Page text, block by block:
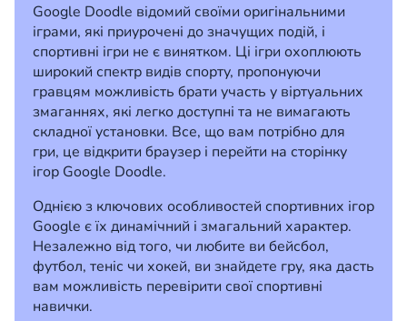
Google Doodle відомий своїми оригінальними
іграми, які приурочені до значущих подій, і
спортивні ігри не є винятком. Ці ігри охоплюють
широкий спектр видів спорту, пропонуючи
гравцям можливість брати участь у віртуальних
змаганнях, які легко доступні та не вимагають
складної установки. Все, що вам потрібно для
гри, це відкрити браузер і перейти на сторінку
ігор Google Doodle.
Однією з ключових особливостей спортивних ігор
Google є їх динамічний і змагальний характер.
Незалежно від того, чи любите ви бейсбол,
футбол, теніс чи хокей, ви знайдете гру, яка дасть
вам можливість перевірити свої спортивні
навички.